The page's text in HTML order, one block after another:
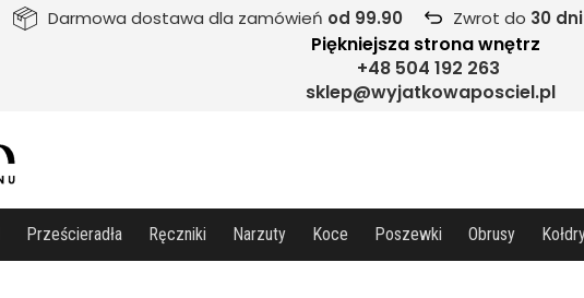
Darmowa dostawa dla zamówień od 99.90 Zwrot do 30 dni
Piękniejsza strona wnętrz
+48 504 192 263
sklep@wyjatkowaposciel.pl
Prześcieradła Ręczniki Narzuty Koce Poszewki Obrusy